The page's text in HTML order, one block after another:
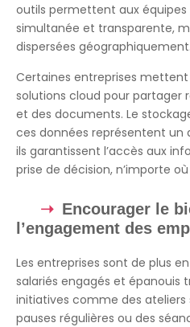
outils permettent aux
simultanée et transparente,
dispersées géographiquement.
Certaines entreprises
solutions cloud pour partager
et des documents. Le
ces données représentent
ils garantissent l’accès aux
prise de décision, n’importe
Encourager le
l’engagement des
Les entreprises sont de plus
salariés engagés et épanouis
initiatives comme des ateliers
pauses régulières ou des